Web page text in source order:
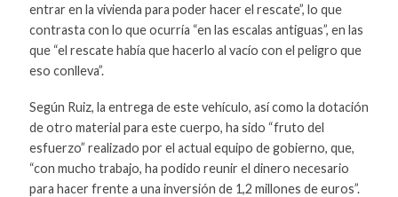
entrar en la vivienda para poder hacer el rescate”, lo que
contrasta con lo que ocurría “en las escalas antiguas”, en las
que “el rescate había que hacerlo al vacío con el peligro que
eso conlleva”.
Según Ruiz, la entrega de este vehículo, así como la dotación
de otro material para este cuerpo, ha sido “fruto del
esfuerzo” realizado por el actual equipo de gobierno, que,
“con mucho trabajo, ha podido reunir el dinero necesario
para hacer frente a una inversión de 1,2 millones de euros”.